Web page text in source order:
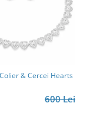
& Cercei Hearts
600 Lei